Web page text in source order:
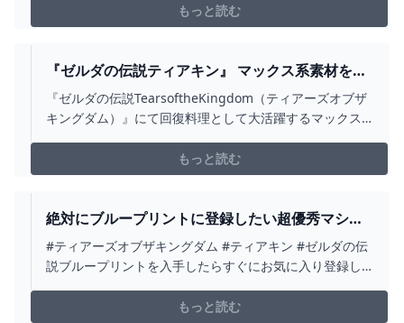
もっと読む
『ゼルダの伝説ティアキン』 マックス系素材を楽
に集める方法 / STIT（スティット）
『ゼルダの伝説TearsoftheKingdom（ティアーズオブザ
キングダム）』にて回復料理として大活躍するマックス
ン」のように大量に集められる方法ではありませんが簡
単に確保できるところがポイントです。もくじ畑...
もっと読む
絶対にブループリントに登録したい超優秀マシン
特集！【ゼルダの伝説ティアーズオブザキングダ
ム】 - YOUTUBE
#ティアーズオブザキングダム #ティアキン #ゼルダの伝
説ブループリントを入手したらすぐにお気に入り登録し
もっと読む